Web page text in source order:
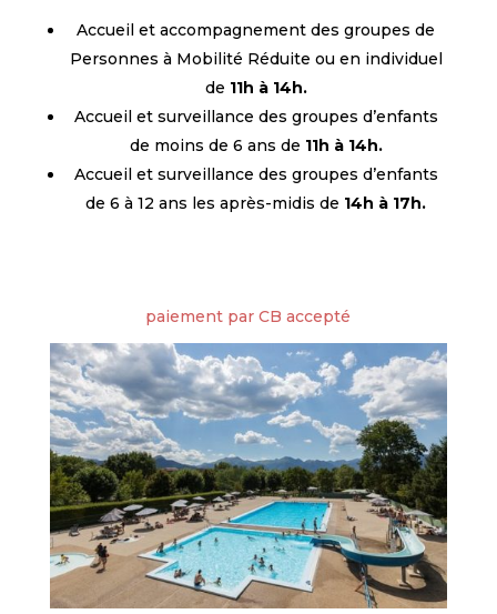
Accueil et accompagnement des groupes de
Personnes à Mobilité Réduite ou en individuel
de 11h à 14h.
Accueil et surveillance des groupes d’enfants
de moins de 6 ans de 11h à 14h.
Accueil et surveillance des groupes d’enfants
de 6 à 12 ans les après-midis de 14h à 17h.
paiement par CB accepté